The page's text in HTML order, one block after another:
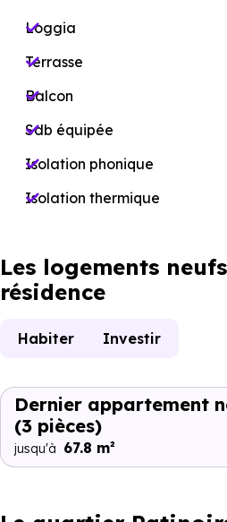
Loggia
Terrasse
Balcon
Sdb équipée
Isolation phonique
Isolation thermique
Les logements
résidence
Habiter Investir
Dernier appartement
(3 pièces)
jusqu'à 67.8 m²